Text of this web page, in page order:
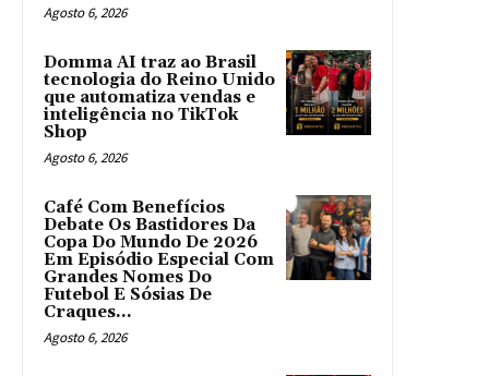
Agosto 6, 2026
Domma AI traz ao Brasil
tecnologia do Reino Unido
que automatiza vendas e
inteligência no TikTok
Shop
Agosto 6, 2026
Café Com Benefícios
Debate Os Bastidores Da
Copa Do Mundo De 2026
Em Episódio Especial Com
Grandes Nomes Do
Futebol E Sósias De
Craques...
Agosto 6, 2026